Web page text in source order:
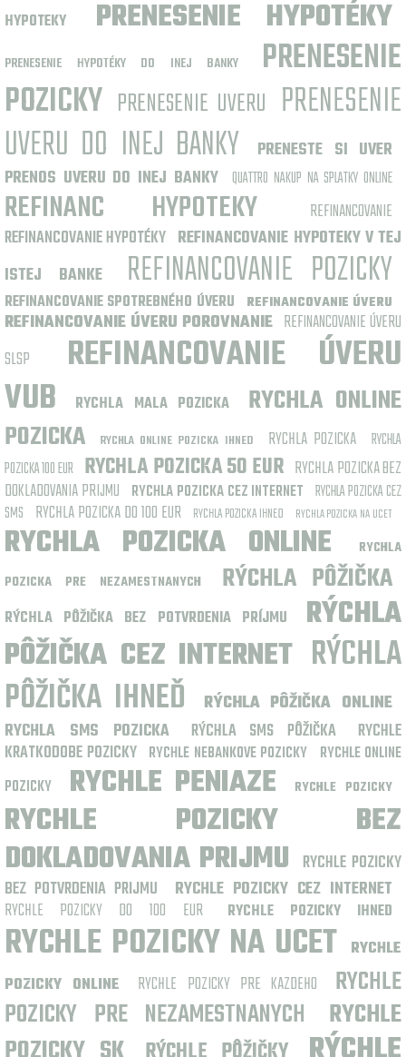
HYPOTEKY
PRENESENIE HYPOTÉKY
PRENESENIE HYPOTÉKY DO INEJ BANKY
PRENESENIE
POZICKY PRENESENIE UVERU PRENESENIE
UVERU DO INEJ BANKY
PRENESTE SI UVER
PRENOS UVERU DO INEJ BANKY
QUATTRO NAKUP NA SPLATKY ONLINE
REFINANC HYPOTEKY
REFINANCOVANIE
REFINANCOVANIE HYPOTÉKY REFINANCOVANIE HYPOTEKY V TEJ
ISTEJ BANKE
REFINANCOVANIE POZICKY
REFINANCOVANIE SPOTREBNÉHO ÚVERU REFINANCOVANIE ÚVERU
REFINANCOVANIE ÚVERU POROVNANIE REFINANCOVANIE ÚVERU
SLSP
REFINANCOVANIE ÚVERU
VUB
RYCHLA MALA POZICKA
RYCHLA ONLINE
POZICKA
RYCHLA ONLINE POZICKA IHNED RYCHLA POZICKA
RYCHLA
POZICKA 100 EUR RYCHLA POZICKA 50 EUR RYCHLA POZICKA BEZ
DOKLADOVANIA PRIJMU RYCHLA POZICKA CEZ INTERNET RYCHLA POZICKA CEZ
SMS RYCHLA POZICKA DO 100 EUR RYCHLA POZICKA IHNED RYCHLA POZICKA NA UCET
RYCHLA POZICKA ONLINE
RYCHLA
POZICKA PRE NEZAMESTNANYCH
RÝCHLA PÔŽIČKA
RÝCHLA PÔŽIČKA BEZ POTVRDENIA PRÍJMU
RÝCHLA
PÔŽIČKA CEZ INTERNET RÝCHLA
PÔŽIČKA IHNEĎ
RÝCHLA PÔŽIČKA ONLINE
RYCHLA SMS POZICKA
RÝCHLA SMS PÔŽIČKA
RYCHLE
KRATKODOBE POZICKY RYCHLE NEBANKOVE POZICKY RYCHLE ONLINE
POZICKY
RYCHLE PENIAZE RYCHLE POZICKY
RYCHLE POZICKY BEZ
DOKLADOVANIA PRIJMU RYCHLE POZICKY
BEZ POTVRDENIA PRIJMU
RYCHLE POZICKY CEZ INTERNET
RYCHLE POZICKY DO 100 EUR
RYCHLE POZICKY IHNED
RYCHLE POZICKY NA UCET
RYCHLE
POZICKY ONLINE
RYCHLE POZICKY PRE KAZDEHO
RYCHLE
POZICKY PRE NEZAMESTNANYCH
RYCHLE